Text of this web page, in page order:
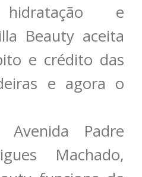
hidratação e
Beauty aceita
e crédito das
e agora o
Avenida Padre
Machado,